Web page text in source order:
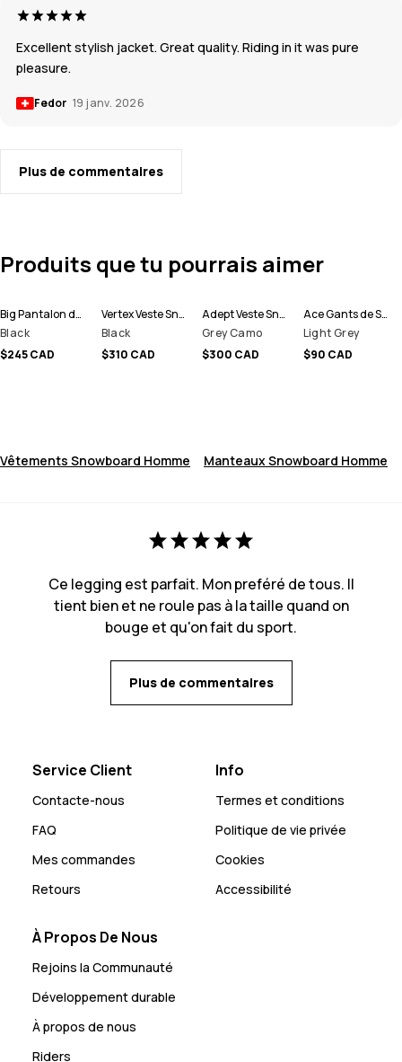
Excellent stylish jacket. Great quality. Riding in it was pure
pleasure.
Fedor 19 janv. 2026
Plus de commentaires
Produits que tu pourrais aimer
Big Pantalon de Snowboard Homme
Black
$245 CAD
Vertex Veste Snowboard Homme
Black
$310 CAD
Adept Veste Snowboard Homme
Grey Camo
$300 CAD
Ace Gants de Ski
Light Grey
$90 CAD
Vêtements Snowboard Homme Manteaux Snowboard Homme
Ce legging est parfait. Mon preféré de tous. Il
tient bien et ne roule pas à la taille quand on
bouge et qu'on fait du sport.
Plus de commentaires
Service Client
Contacte-nous
FAQ
Mes commandes
Retours
Info
Termes et conditions
Politique de vie privée
Cookies
Accessibilité
À Propos De Nous
Rejoins la Communauté
Développement durable
À propos de nous
Riders